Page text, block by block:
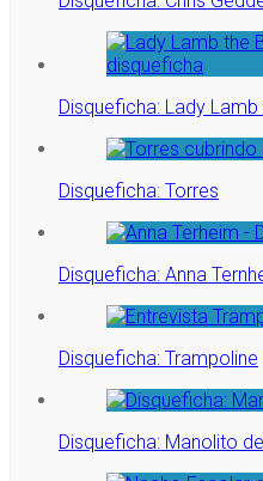
Disqueficha: Lady
Disqueficha: Torres
Disqueficha: Anna
Disqueficha: Trampoline
Disqueficha: Manolito